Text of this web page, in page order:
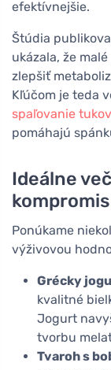
efektívnejšie.
Štúdia
ukázala, že
zlepšiť
Kľúčom je teda
spaľovanie tukov
pomáhajú
Ideálne
kompromis
Ponúkame
výživovou
Grécky
kvalitné
Jogurt
tvorbu
Tvaroh s